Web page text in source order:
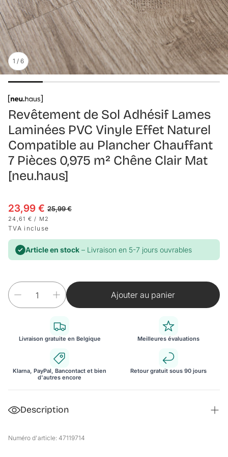
1 / 6
Revêtement de Sol Adhésif Lames
Laminées PVC Vinyle Effet Naturel
Compatible au Plancher Chauffant
7 Pièces 0,975 m² Chêne Clair Mat
[neu.haus]
Prix en solde
23,99 €
Prix habituel
25,99 €
PRIX UNITAIRE
24,61 € / PAR
M2
TVA incluse
Article en stock – Livraison en 5-7 jours ouvrables
Ajouter au panier
Livraison gratuite en Belgique Meilleures évaluations
Klarna, PayPal, Bancontact et bien
d'autres encore
Retour gratuit sous 90 jours
Description
Revêtement de sol adhésif lames laminées PVC vinyle
Numéro d'article: 47119714